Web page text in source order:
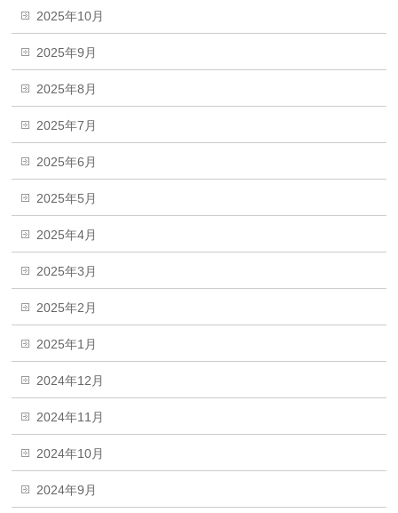
2025年10月
2025年9月
2025年8月
2025年7月
2025年6月
2025年5月
2025年4月
2025年3月
2025年2月
2025年1月
2024年12月
2024年11月
2024年10月
2024年9月